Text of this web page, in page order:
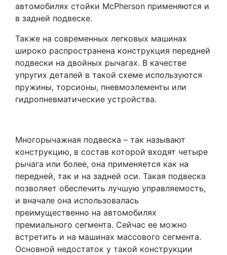
автомобилях стойки McPherson применяются и
в задней подвеске.
Также на современных легковых машинах
широко распространена конструкция передней
подвески на двойных рычагах. В качестве
упругих деталей в такой схеме используются
пружины, торсионы, пневмоэлементы или
гидропневматические устройства.
Многорычажная подвеска – так называют
конструкцию, в состав которой входят четыре
рычага или более, она применяется как на
передней, так и на задней оси. Такая подвеска
позволяет обеспечить лучшую управляемость,
и вначале она использовалась
преимущественно на автомобилях
премиального сегмента. Сейчас ее можно
встретить и на машинах массового сегмента.
Основной недостаток у такой конструкции